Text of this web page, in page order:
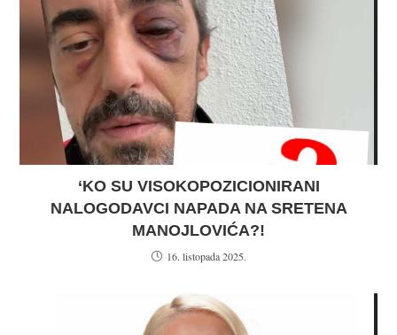
‘KO SU VISOKOPOZICIONIRANI
NALOGODAVCI NAPADA NA SRETENA
MANOJLOVIĆA?!
16. listopada 2025.